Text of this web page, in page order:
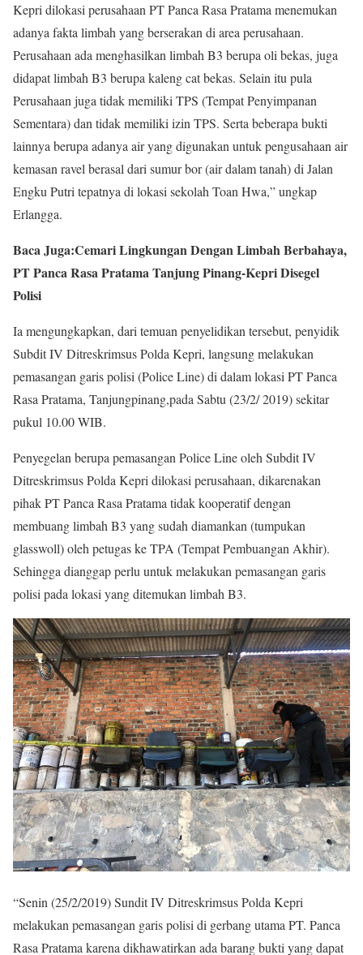
Kepri dilokasi perusahaan PT Panca Rasa Pratama menemukan
adanya fakta limbah yang berserakan di area perusahaan.
Perusahaan ada menghasilkan limbah B3 berupa oli bekas, juga
didapat limbah B3 berupa kaleng cat bekas. Selain itu pula
Perusahaan juga tidak memiliki TPS (Tempat Penyimpanan
Sementara) dan tidak memiliki izin TPS. Serta beberapa bukti
lainnya berupa adanya air yang digunakan untuk pengusahaan air
kemasan ravel berasal dari sumur bor (air dalam tanah) di Jalan
Engku Putri tepatnya di lokasi sekolah Toan Hwa,” ungkap
Erlangga.
Baca Juga:Cemari Lingkungan Dengan Limbah Berbahaya,
PT Panca Rasa Pratama Tanjung Pinang-Kepri Disegel
Polisi
Ia mengungkapkan, dari temuan penyelidikan tersebut, penyidik
Subdit IV Ditreskrimsus Polda Kepri, langsung melakukan
pemasangan garis polisi (Police Line) di dalam lokasi PT Panca
Rasa Pratama, Tanjungpinang,pada Sabtu (23/2/ 2019) sekitar
pukul 10.00 WIB.
Penyegelan berupa pemasangan Police Line oleh Subdit IV
Ditreskrimsus Polda Kepri dilokasi perusahaan, dikarenakan
pihak PT Panca Rasa Pratama tidak kooperatif dengan
membuang limbah B3 yang sudah diamankan (tumpukan
glasswoll) oleh petugas ke TPA (Tempat Pembuangan Akhir).
Sehingga dianggap perlu untuk melakukan pemasangan garis
polisi pada lokasi yang ditemukan limbah B3.
“Senin (25/2/2019) Sundit IV Ditreskrimsus Polda Kepri
melakukan pemasangan garis polisi di gerbang utama PT. Panca
Rasa Pratama karena dikhawatirkan ada barang bukti yang dapat